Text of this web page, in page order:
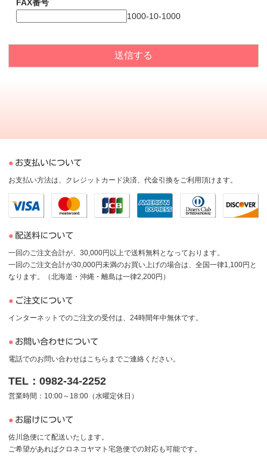
FAX番号
1000-10-1000
お支払いについて
お支払い方法は、クレジットカード決済、代金引換をご利用頂けます。
配送料について
一回のご注文合計が、30,000円以上で送料無料となっております。
一回のご注文合計が30,000円未満のお買い上げの場合は、全国一律1,100円と
なります。（北海道・沖縄・離島は一律2,200円）
ご注文について
インターネットでのご注文の受付は、24時間年中無休です。
お問い合わせについて
電話でのお問い合わせはこちらまでご連絡ください。
TEL：0982-34-2252
営業時間：10:00～18:00（水曜定休日）
お届けについて
佐川急便にて配送いたします。
ご希望があればクロネコヤマト宅急便での対応も可能です。